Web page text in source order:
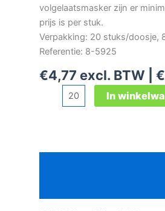
volgelaatsmasker zijn er
prijs is per stuk.
Verpakking: 20 stuks/doosje,
Referentie: 8-5925
€4,77 excl. BTW | €
R
In